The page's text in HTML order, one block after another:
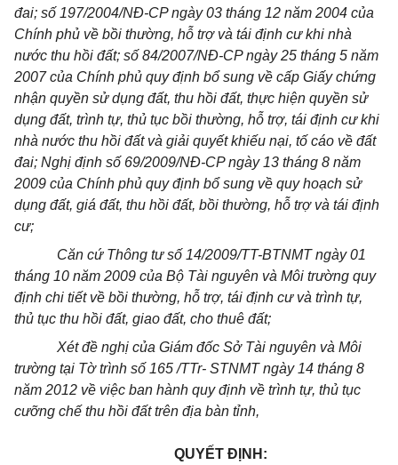
đai; số 197/2004/NĐ-CP ngày 03 tháng 12 năm 2004 của
Chính phủ về bồi thường, hỗ trợ và tái định cư khi nhà
nước thu hồi đất; số 84/2007/NĐ-CP ngày 25 tháng 5 năm
2007 của Chính phủ quy định bổ sung về cấp Giấy chứng
nhận quyền sử dụng đất, thu hồi đất, thực hiện quyền sử
dụng đất, trình tự, thủ tục bồi thường, hỗ trợ, tái định cư khi
nhà nước thu hồi đất và giải quyết khiếu nại, tố cáo về đất
đai; Nghị định số 69/2009/NĐ-CP ngày 13 tháng 8 năm
2009 của Chính phủ quy định bổ sung về quy hoạch sử
dụng đất, giá đất, thu hồi đất, bồi thường, hỗ trợ và tái định
cư;
Căn cứ Thông tư số 14/2009/TT-BTNMT ngày 01
tháng 10 năm 2009 của Bộ Tài nguyên và Môi trường quy
định chi tiết về bồi thường, hỗ trợ, tái định cư và trình tự,
thủ tục thu hồi đất, giao đất, cho thuê đất;
Xét đề nghị của Giám đốc Sở Tài nguyên và Môi
trường tại Tờ trình số 165 /TTr- STNMT ngày 14 tháng 8
năm 2012 về việc ban hành quy định về trình tự, thủ tục
cưỡng chế thu hồi đất trên địa bàn tỉnh,
QUYẾT ĐỊNH: